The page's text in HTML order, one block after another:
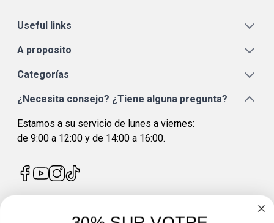
Useful links
A proposito
Categorías
¿Necesita consejo? ¿Tiene alguna pregunta?
Estamos a su servicio de lunes a viernes:
de 9:00 a 12:00 y de 14:00 a 16:00.